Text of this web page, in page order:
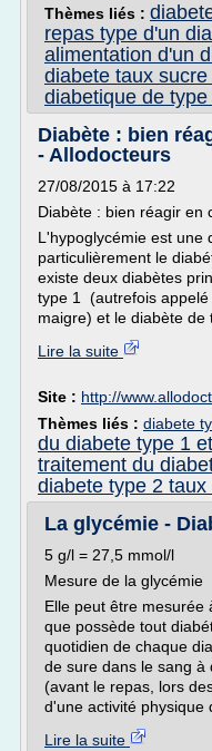
Thèmes liés :
repas type d'un
alimentation d'un
diabete taux
diabetique de type
Diabète : bien
- Allodocteurs
27/08/2015 à 17:22
Diabète : bien réagir en
L'hypoglycémie est une
particulièrement le
existe deux diabètes
type 1 (autrefois
maigre) et le diabète de
Lire la suite
Site : http://
Thèmes liés : diabete
du diabete type 1
traitement du
diabete type 2 taux
La glycémie -
5 g/l = 27,5 mmol/l
Mesure de la glycémie
Elle peut être mesurée
que possède tout
quotidien de chaque
de sure dans le sang à
(avant le repas, lors
d'une activité physique
Lire la suite